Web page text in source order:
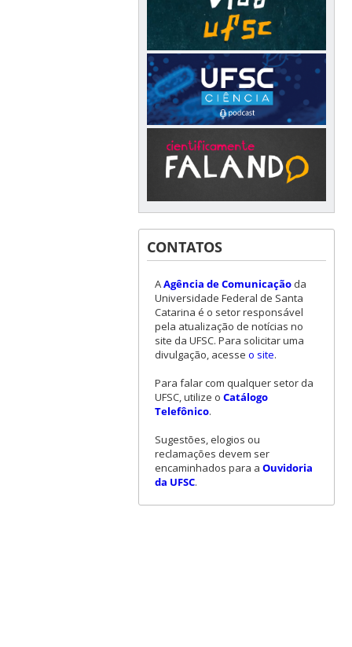
CONTATOS
AAgência de Comunicaçãoda
Universidade Federal de Santa
Catarina é o setor responsável
pela atualização de notícias no
site da UFSC. Para solicitar uma
divulgação, acesse o site.
Para falar com qualquer setor da
UFSC, utilize o Catálogo
Telefônico.
Sugestões, elogios ou
reclamações devem ser
encaminhados para a Ouvidoria
da UFSC.